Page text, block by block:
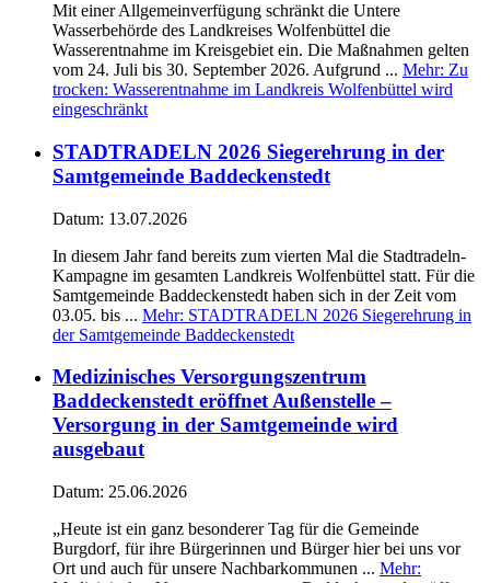
Mit einer Allgemeinverfügung schränkt die Untere
Wasserbehörde des Landkreises Wolfenbüttel die
Wasserentnahme im Kreisgebiet ein. Die Maßnahmen gelten
vom 24. Juli bis 30. September 2026. Aufgrund ... Mehr: Zu
trocken: Wasserentnahme im Landkreis Wolfenbüttel wird
eingeschränkt
STADTRADELN 2026 Siegerehrung in der
Samtgemeinde Baddeckenstedt
Datum: 13.07.2026
In diesem Jahr fand bereits zum vierten Mal die Stadtradeln-
Kampagne im gesamten Landkreis Wolfenbüttel statt. Für die
Samtgemeinde Baddeckenstedt haben sich in der Zeit vom
03.05. bis ... Mehr: STADTRADELN 2026 Siegerehrung in
der Samtgemeinde Baddeckenstedt
Medizinisches Versorgungszentrum
Baddeckenstedt eröffnet Außenstelle –
Versorgung in der Samtgemeinde wird
ausgebaut
Datum: 25.06.2026
„Heute ist ein ganz besonderer Tag für die Gemeinde
Burgdorf, für ihre Bürgerinnen und Bürger hier bei uns vor
Ort und auch für unsere Nachbarkommunen ... Mehr: